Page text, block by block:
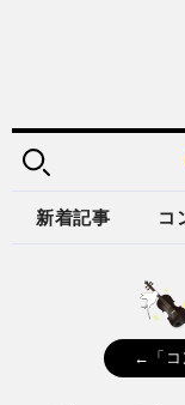
新着記事 コ
←「コ